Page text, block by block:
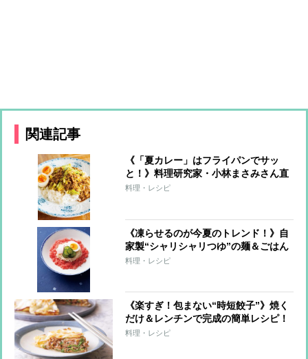
関連記事
《「夏カレー」はフライパンでサッ
と！》料理研究家・小林まさみさん直
伝レシピ
料理・レシピ
《凍らせるのが今夏のトレンド！》自
家製“シャリシャリつゆ”の麺＆ごはん
7レシピ
料理・レシピ
《楽すぎ！包まない“時短餃子”》焼く
だけ＆レンチンで完成の簡単レシピ！
料理・レシピ